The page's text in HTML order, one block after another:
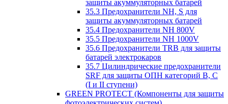
защиты акуммуляторных батарей
35.3 Предохранители NH, S для
защиты акуммуляторных батарей
35.4 Предохранители NH 800V
35.5 Предохранители NH 1000V
35.6 Предохранители TRB для защиты
батарей электрокаров
35.7 Цилиндрические предохранители
SRF для защиты ОПН категорий B, C
(I и II ступени)
GREEN PROTECT (Компоненты для защиты